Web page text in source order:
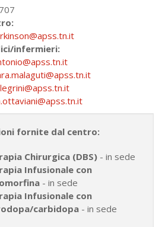
infermieri:
fornite dal centro:
Chirurgica (DBS) - in sede
Infusionale con
- in sede
Infusionale con
carbidopa - in sede